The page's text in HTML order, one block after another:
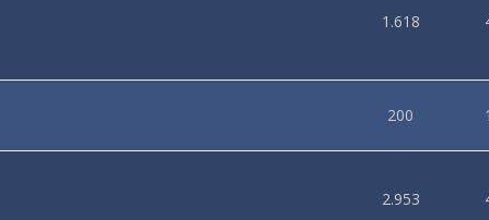
1.618
200
2.953